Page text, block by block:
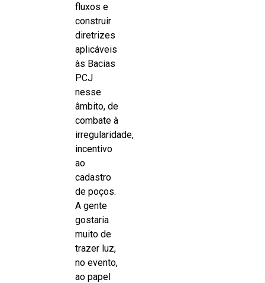
fluxos e
construir
diretrizes
aplicáveis
às Bacias
PCJ
nesse
âmbito, de
combate à
irregularidade,
incentivo
ao
cadastro
de poços.
A gente
gostaria
muito de
trazer luz,
no evento,
ao papel